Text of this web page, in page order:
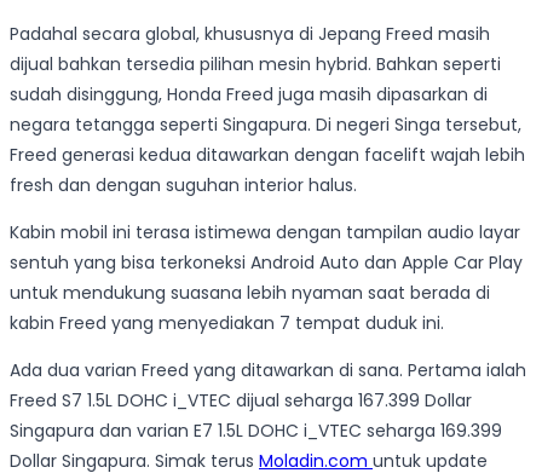
Padahal secara global, khususnya di Jepang Freed masih
dijual bahkan tersedia pilihan mesin hybrid. Bahkan seperti
sudah disinggung, Honda Freed juga masih dipasarkan di
negara tetangga seperti Singapura. Di negeri Singa tersebut,
Freed generasi kedua ditawarkan dengan facelift wajah lebih
fresh dan dengan suguhan interior halus.
Kabin mobil ini terasa istimewa dengan tampilan audio layar
sentuh yang bisa terkoneksi Android Auto dan Apple Car Play
untuk mendukung suasana lebih nyaman saat berada di
kabin Freed yang menyediakan 7 tempat duduk ini.
Ada dua varian Freed yang ditawarkan di sana. Pertama ialah
Freed S7 1.5L DOHC i_VTEC dijual seharga 167.399 Dollar
Singapura dan varian E7 1.5L DOHC i_VTEC seharga 169.399
Dollar Singapura. Simak terus Moladin.com untuk update